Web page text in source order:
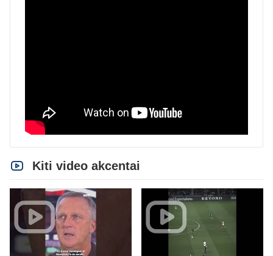
Kiti video akcentai